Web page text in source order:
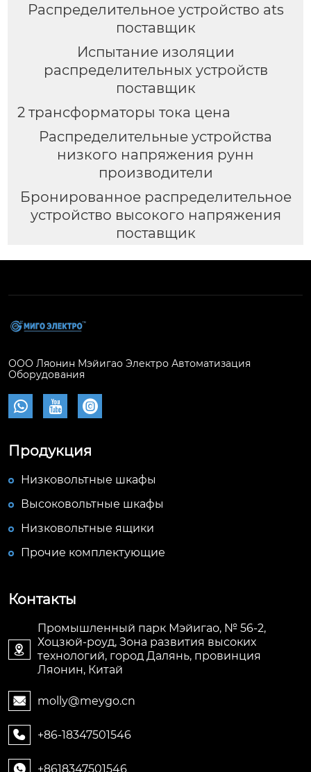
Распределительное устройство ats
поставщик
Испытание изоляции
распределительных устройств
поставщик
2 трансформаторы тока цена
Распределительные устройства
низкого напряжения рунн
производители
Бронированное распределительное
устройство высокого напряжения
поставщик
ООО Ляонин Мэйигао Электро Автоматизация
Оборудования
  
Продукция
Низковольтные шкафы
Высоковольтные шкафы
Низковольтные ящики
Прочие комплектующие
Контакты

Промышленный парк Мэйигао, № 56-2,
Хоцзюй-роуд, Зона развития высоких
технологий, город Далянь, провинция
Ляонин, Китай
 molly@meygo.cn
 +86-18347501546
 +8618347501546